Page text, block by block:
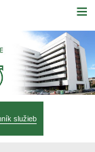
≡
služieb